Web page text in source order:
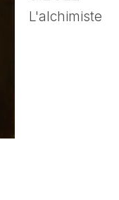
L'alchimiste